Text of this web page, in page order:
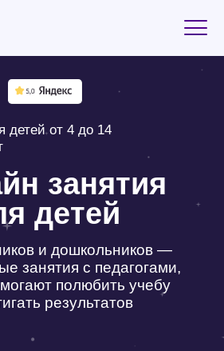
занятия
детей
и дошкольников —
с педагогами,
полюбить учебу
результатов